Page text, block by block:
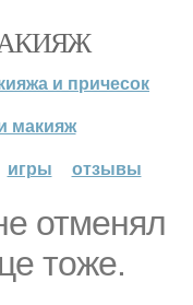
и причесок
макияж
игры отзывы
отменял
тоже.